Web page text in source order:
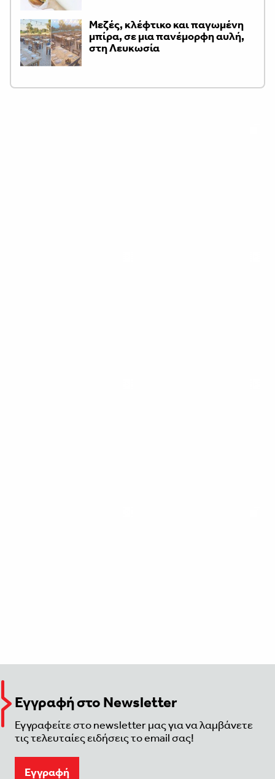
Μεζές, κλέφτικο και παγωμένη
μπίρα, σε μια πανέμορφη αυλή,
στη Λευκωσία
Εγγραφή στο Newsletter
Εγγραφείτε στο newsletter μας για να λαμβάνετε
τις τελευταίες ειδήσεις το email σας!
Eγγραφή